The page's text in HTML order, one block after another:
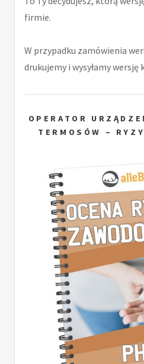
firmie.
W przypadku zamówienia
drukujemy i wysyłamy wersję
OPERATOR
TERMOSÓW –